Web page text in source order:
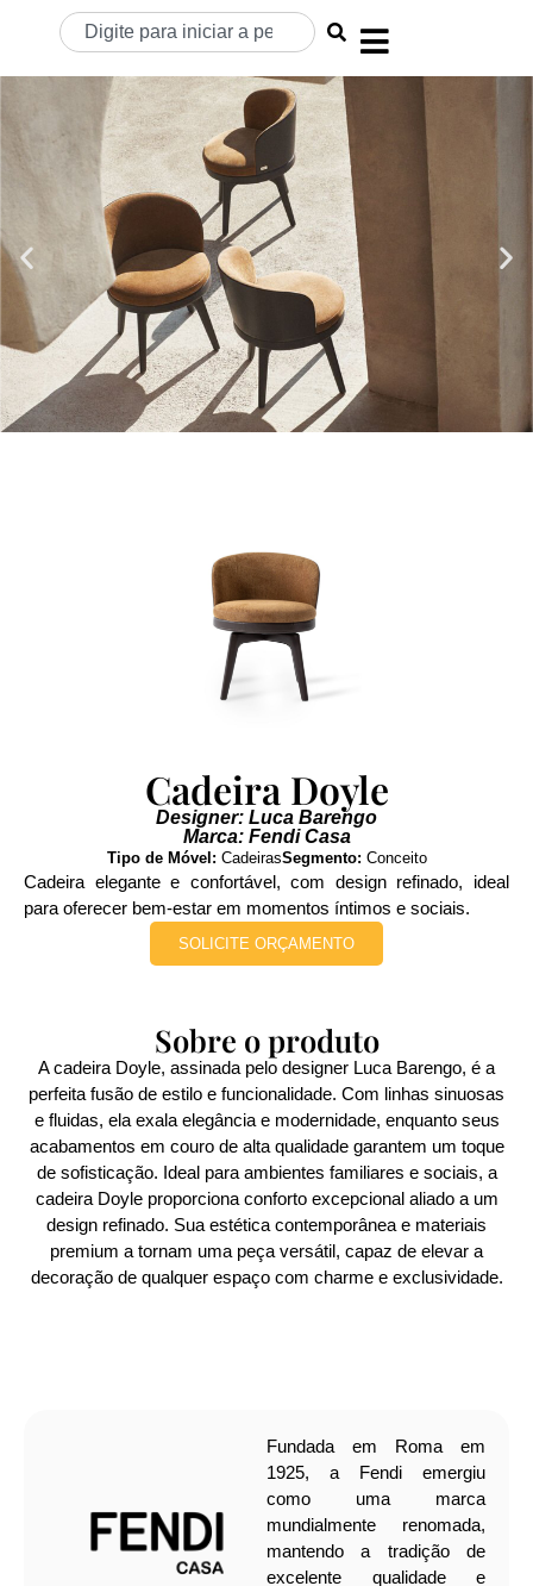
Cadeira Doyle
Designer: Luca Barengo
Marca: Fendi Casa
Tipo de Móvel: CadeirasSegmento: Conceito
Cadeira elegante e confortável, com design refinado, ideal
para oferecer bem-estar em momentos íntimos e sociais.
SOLICITE ORÇAMENTO
Sobre o produto
A cadeira Doyle, assinada pelo designer Luca Barengo, é a
perfeita fusão de estilo e funcionalidade. Com linhas sinuosas
e fluidas, ela exala elegância e modernidade, enquanto seus
acabamentos em couro de alta qualidade garantem um toque
de sofisticação. Ideal para ambientes familiares e sociais, a
cadeira Doyle proporciona conforto excepcional aliado a um
design refinado. Sua estética contemporânea e materiais
premium a tornam uma peça versátil, capaz de elevar a
decoração de qualquer espaço com charme e exclusividade.
Fundada em Roma em
1925, a Fendi emergiu
como uma marca
mundialmente renomada,
mantendo a tradição de
excelente qualidade e